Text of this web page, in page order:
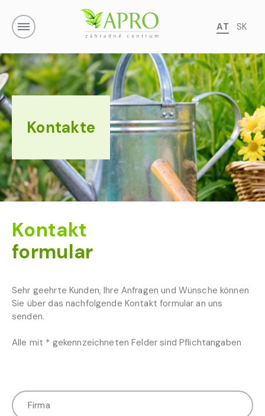
AT SK
Kontakte
Kontakt
formular
Sehr geehrte Kunden, Ihre Anfragen und Wünsche können
Sie über das nachfolgende Kontakt formular an uns
senden.
Alle mit * gekennzeichneten Felder sind Pflichtangaben